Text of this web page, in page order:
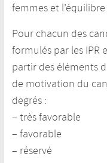
femmes et
Pour chacun des
formulés par les IPR
partir des éléments
de motivation du
degrés :
– très favorable
– favorable
– réservé